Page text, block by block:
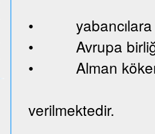
• yabancılara
• Avrupa birliği
• Alman
verilmektedir.